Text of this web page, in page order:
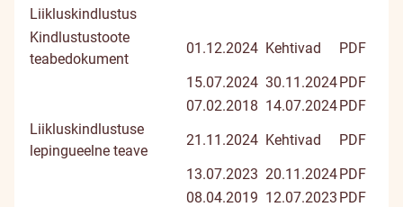
Liikluskindlustus
Kindlustustoote
teabedokument
01.12.2024 Kehtivad
PDF
15.07.2024 30.11.2024PDF
07.02.2018 14.07.2024PDF
Liikluskindlustuse
lepingueelne teave
21.11.2024 Kehtivad
PDF
13.07.2023 20.11.2024PDF
08.04.2019 12.07.2023 PDF